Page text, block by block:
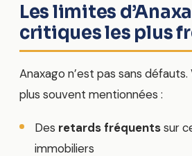
Les limites
critiques les plus
Anaxago n’est pas sans
plus souvent mentionnées :
Des retards fréquentssur
immobiliers